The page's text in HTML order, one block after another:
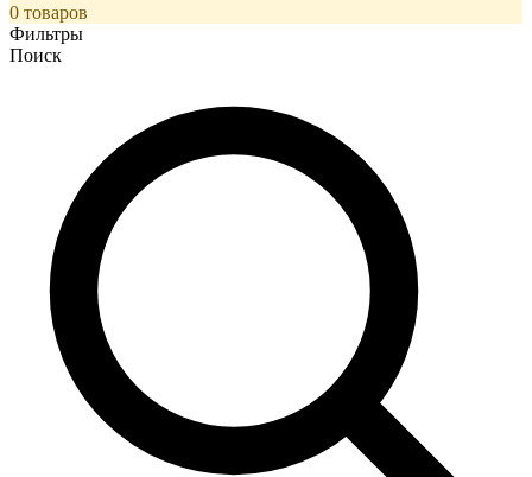
0 товаров
Фильтры
Поиск